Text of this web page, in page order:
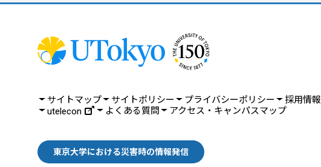
サイトマップ サイトポリシー プライバシーポリシー 採用情報
utelecon
よくある質問 アクセス・キャンパスマップ
東京大学における災害時の情報発信